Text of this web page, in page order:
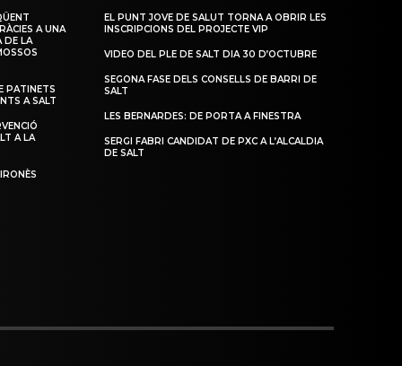
A UNA
DE LA
PATINETS
A SALT
A LA
EL PUNT JOVE DE SALUT TORNA A OBRIR LES
INSCRIPCIONS DEL PROJECTE VIP
VIDEO DEL PLE DE SALT DIA 30 D’OCTUBRE
SEGONA FASE DELS CONSELLS DE BARRI DE
SALT
LES BERNARDES: DE PORTA A FINESTRA
SERGI FABRI CANDIDAT DE PXC A L’ALCALDIA
DE SALT